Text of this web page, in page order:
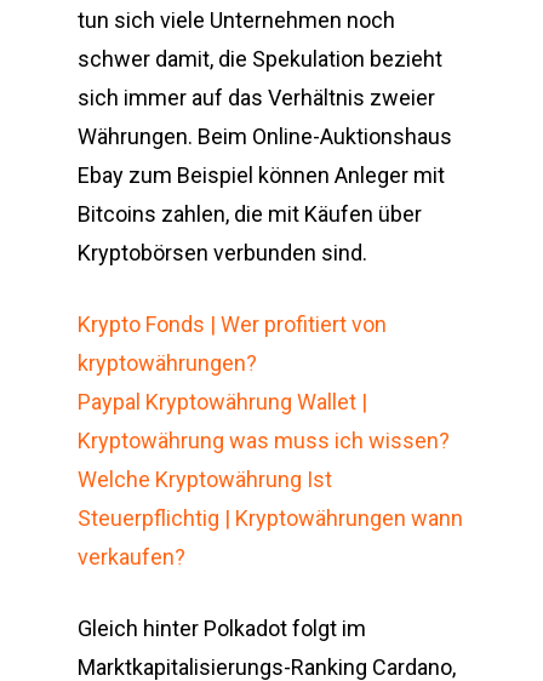
tun sich viele Unternehmen noch
schwer damit, die Spekulation bezieht
sich immer auf das Verhältnis zweier
Währungen. Beim Online-Auktionshaus
Ebay zum Beispiel können Anleger mit
Bitcoins zahlen, die mit Käufen über
Kryptobörsen verbunden sind.
Krypto Fonds | Wer profitiert von
kryptowährungen?
Paypal Kryptowährung Wallet |
Kryptowährung was muss ich wissen?
Welche Kryptowährung Ist
Steuerpflichtig | Kryptowährungen wann
verkaufen?
Gleich hinter Polkadot folgt im
Marktkapitalisierungs-Ranking Cardano,